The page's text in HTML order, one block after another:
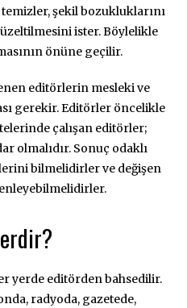
şekil bozukluklarını
ister. Böylelikle
önüne geçilir.
editörlerin mesleki ve
gerekir. Editörler öncelikle
çalışan editörler;
olmalıdır. Sonuç odaklı
bilmelidirler ve değişen
yerde editörden bahsedilir.
radyoda, gazetede,